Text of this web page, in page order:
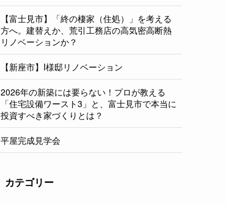
【富士見市】「終の棲家（住処）」を考える
方へ。建替えか、荒引工務店の高気密高断熱
リノベーションか？
【新座市】I様邸リノベーション
2026年の新築には要らない！プロが教える
「住宅設備ワースト3」と、富士見市で本当に
投資すべき家づくりとは？
平屋完成見学会
カテゴリー